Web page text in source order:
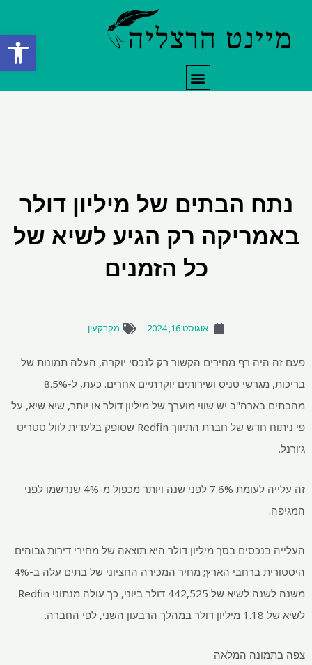
פתח
תפריט
נתח הבתים של מיליון דולר
באמריקה רק הגיע לשיא של
כל הזמנים
אוגוסט 16, 2024 מקרקעין
פעם זה היה רף מחירים הקשור רק לנכסי יוקרה, העלה תמונות של
בריכות, מגרשי טניס ושירותים יוקרתיים אחרים. כעת, ל-8.5%
מהבתים בארה"ב יש שווי מוערך של מיליון דולר או יותר, שיא שיא, על
פי ניתוח חדש של חברת התיווך Redfin שסופק בלעדית לוול סטריט
ג'ורנל.
זה עלייה לעומת 7.6% לפני שנה ויותר מכפול מ-4% שנרשמו לפני
המגיפה.
העלייה בנכסים בסך מיליון דולר היא תוצאה של מחירי דירות גבוהים
היסטורית ברחבי הארץ; מחיר המכירה החציוני של בתים עלה ב-4%
משנה לשנה לשיא של 442,525 דולר ביוני, כך עולה מנתוני Redfin.
לשיא של 1.18 מיליון דולר במהלך הרבעון השני, לפי החברה.
צפה בתמונה המלאה